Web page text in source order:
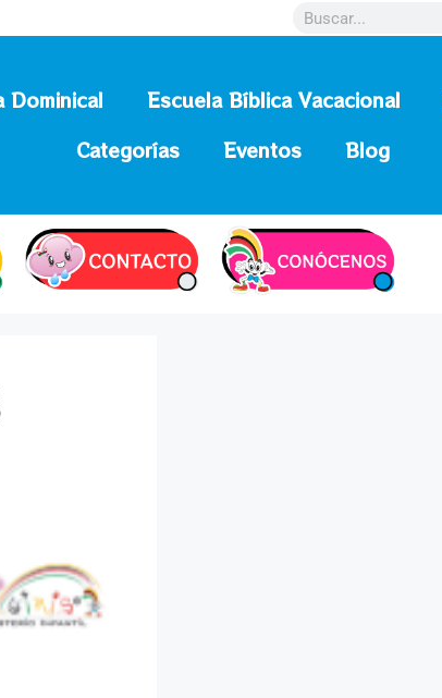
Dominical Escuela Bíblica Vacacional
Categorías
Eventos Blog